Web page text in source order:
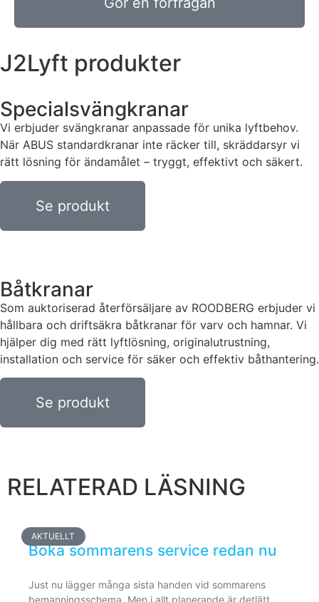
J2Lyft produkter
Specialsvängkranar
Vi erbjuder svängkranar anpassade för unika lyftbehov.
När ABUS standardkranar inte räcker till, skräddarsyr vi
rätt lösning för ändamålet – tryggt, effektivt och säkert.
Se produkt
Båtkranar
Som auktoriserad återförsäljare av ROODBERG erbjuder vi
hållbara och driftsäkra båtkranar för varv och hamnar. Vi
hjälper dig med rätt lyftlösning, originalutrustning,
installation och service för säker och effektiv båthantering.
Se produkt
RELATERAD LÄSNING
AKTUELLT
Boka sommarens service redan nu
Just nu lägger många sista handen vid sommarens
bemanningsschema. Men i allt planerande är detlätt